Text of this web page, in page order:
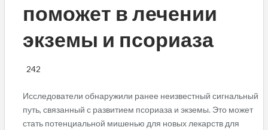
поможет в лечении
экземы и псориаза
242
Исследователи обнаружили ранее неизвестный сигнальный
путь, связанный с развитием псориаза и экземы. Это может
стать потенциальной мишенью для новых лекарств для